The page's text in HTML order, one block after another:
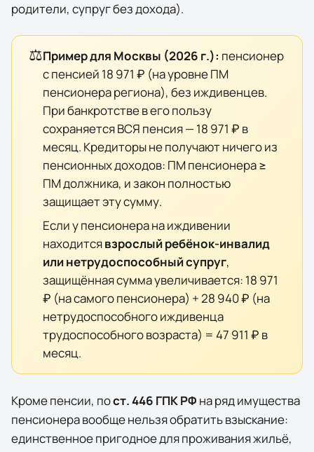
родители, супруг без дохода).
⚖️Пример для Москвы (2026 г.): пенсионер
с пенсией 18 971 ₽ (на уровне ПМ
пенсионера региона), без иждивенцев.
При банкротстве в его пользу
сохраняется ВСЯ пенсия —18 971 ₽ в
месяц. Кредиторы не получают ничего из
пенсионных доходов: ПМ пенсионера ≥
ПМ должника, и закон полностью
защищает эту сумму.
Если у пенсионера на иждивении
находитсявзрослый ребёнок-инвалид
или нетрудоспособный супруг,
защищённая сумма увеличивается: 18 971
₽ (на самого пенсионера) +28 940 ₽ (на
нетрудоспособного иждивенца
трудоспособного возраста) = 47 911 ₽ в
месяц.
Кроме пенсии, пост. 446 ГПК РФ на ряд имущества
пенсионера вообще нельзя обратить взыскание:
единственное пригодное для проживания жильё,